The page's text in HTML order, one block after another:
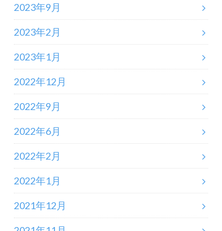
2023年9月
2023年2月
2023年1月
2022年12月
2022年9月
2022年6月
2022年2月
2022年1月
2021年12月